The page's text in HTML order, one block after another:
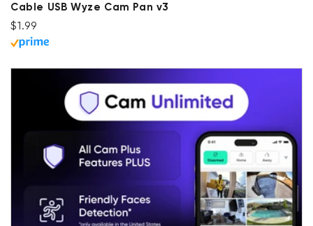
Cable USB Wyze Cam Pan v3
Precio habitual
$1.99